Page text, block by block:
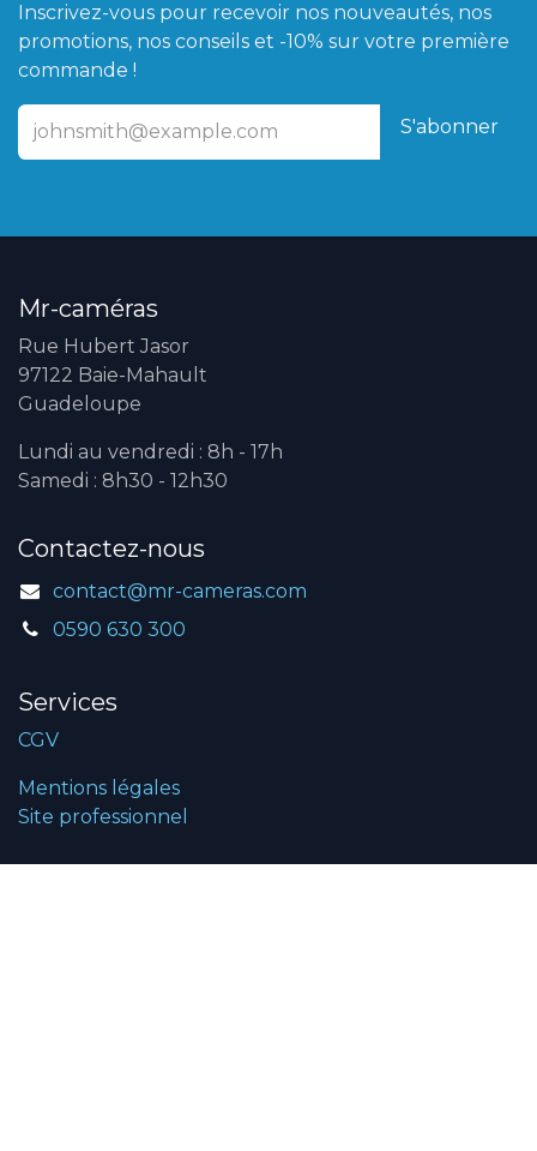
Inscrivez-vous pour recevoir nos nouveautés, nos
promotions, nos conseils et -10% sur votre première
commande !
S'abonner
Mr-caméras
Rue Hubert Jasor
97122 Baie-Mahault
Guadeloupe
Lundi au vendredi : 8h - 17h
Samedi : 8h30 - 12h30
Contactez-nous
contact@mr-cameras.com
0590 630 300
Services
CGV
Mentions légales
Site professionnel